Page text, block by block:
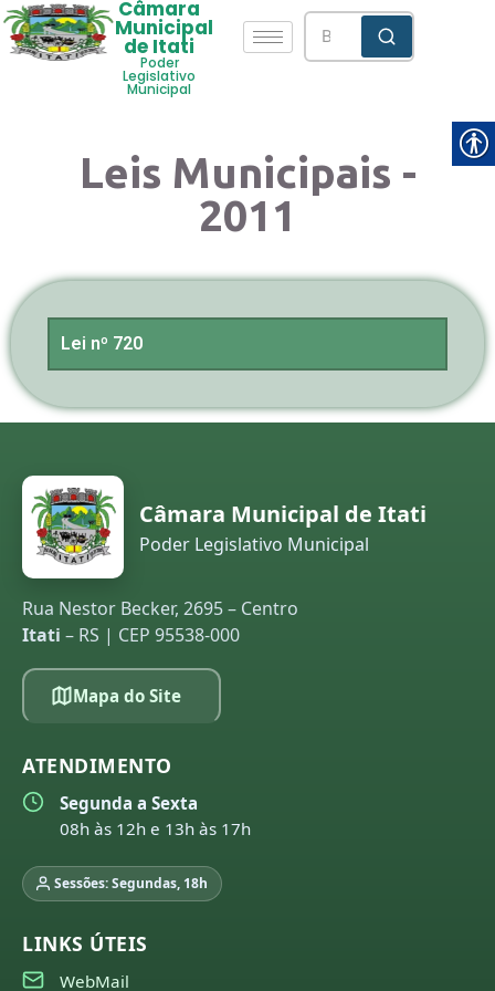
Câmara
Municipal
de Itati
Poder
Legislativo
Municipal
Leis Municipais -
2011
Lei nº 720
Câmara Municipal de Itati
Poder Legislativo Municipal
Rua Nestor Becker, 2695 – Centro
Itati – RS | CEP 95538-000
Mapa do Site
ATENDIMENTO
Segunda a Sexta
08h às 12h e 13h às 17h
Sessões: Segundas, 18h
LINKS ÚTEIS
WebMail